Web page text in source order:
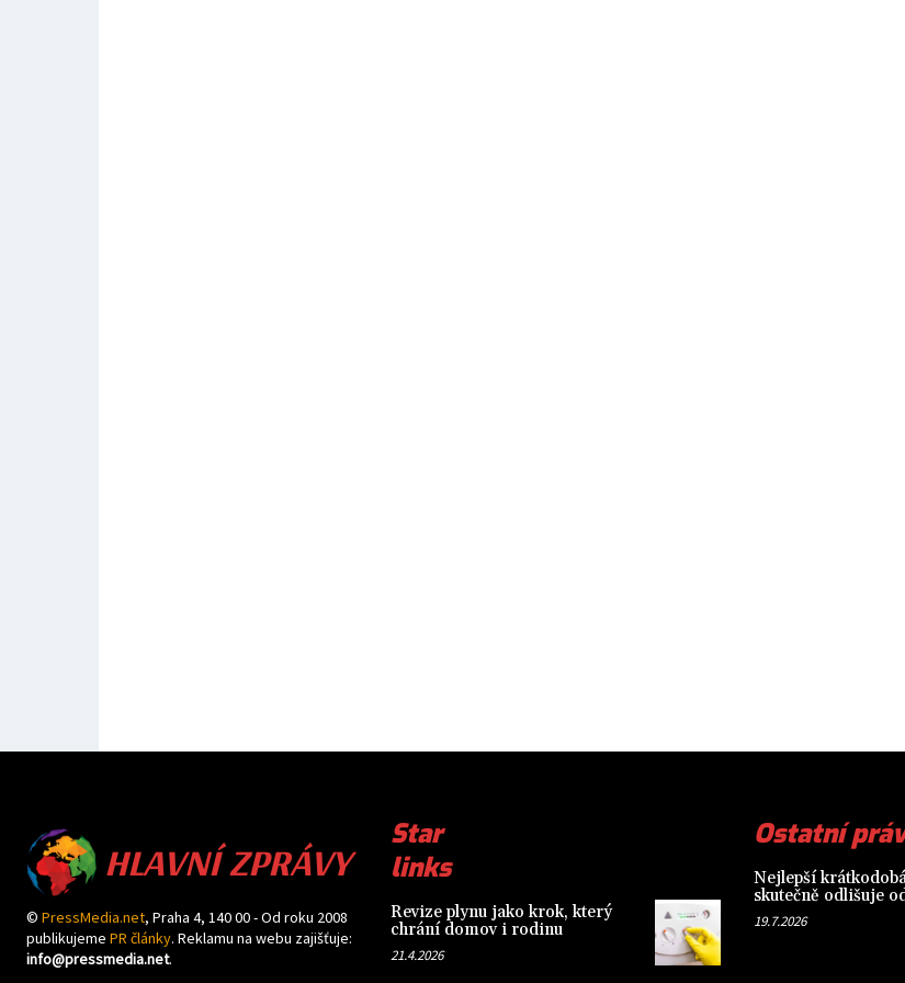
HLAVNÍ ZPRÁVY
© PressMedia.net, Praha 4, 140 00 - Od roku 2008
publikujeme PR články. Reklamu na webu zajišťuje:
info@pressmedia.net.
Star
links
Revize plynu jako krok, který
chrání domov i rodinu
21.4.2026
Ostatní
Nejlepší
skutečně odlišuje
19.7.2026